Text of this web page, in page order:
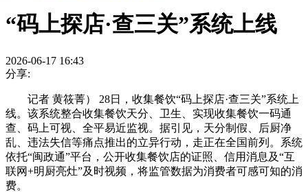
“码上探店·查三关”系统上线
2026-06-17 16:43
分享:
记者 黄筱菁） 28日，收集餐饮“码上探店·查三关”系统上
线。该系统整合收集餐饮天分、卫生、实现收集餐饮一码通
查、码上可视、全平易近监视。据引见，天分制假、后厨净
乱、违法失信等痛点推出的立异行动，走正在全国前列。系统
依托“闽政通”平台，公开收集餐饮店的证照、信用消息及“互
联网+明厨亮灶”及时视频，将监管数据为消费者可感可知的消
费。